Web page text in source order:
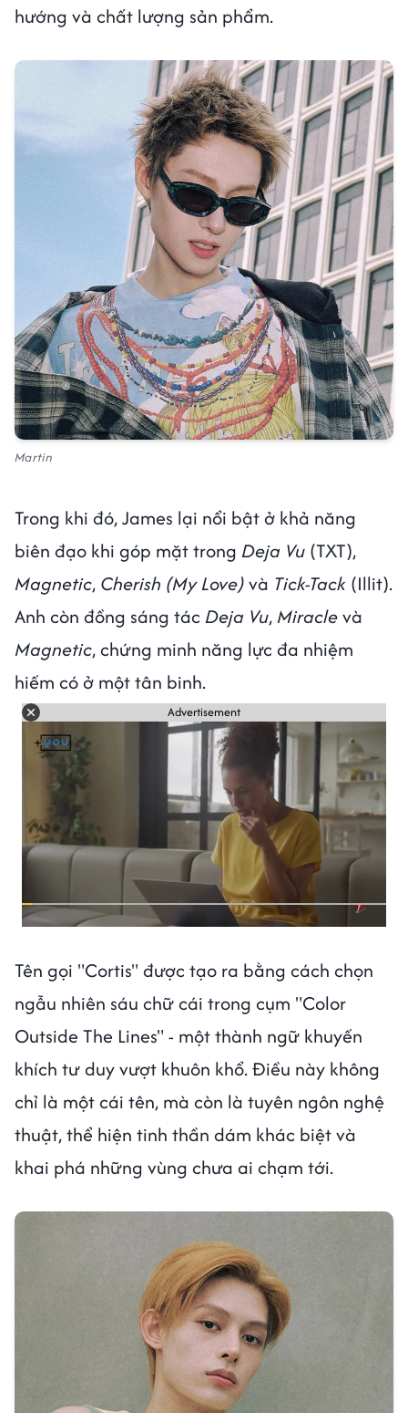
hướng và chất lượng sản phẩm.
Martin
Trong khi đó, James lại nổi bật ở khả năng
biên đạo khi góp mặt trong Deja Vu (TXT),
Magnetic, Cherish (My Love)và Tick-Tack (Illit).
Anh còn đồng sáng tác Deja Vu, Miraclevà
Magnetic, chứng minh năng lực đa nhiệm
hiếm có ở một tân binh.
Advertisement
Tên gọi "Cortis" được tạo ra bằng cách chọn
ngẫu nhiên sáu chữ cái trong cụm "Color
Outside The Lines" - một thành ngữ khuyến
khích tư duy vượt khuôn khổ. Điều này không
chỉ là một cái tên, mà còn là tuyên ngôn nghệ
thuật, thể hiện tinh thần dám khác biệt và
khai phá những vùng chưa ai chạm tới.